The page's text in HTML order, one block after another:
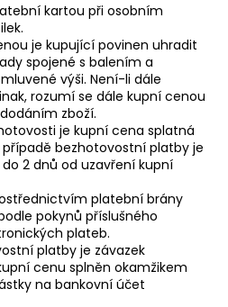
kartou při osobním
je kupující povinen uhradit
spojené s balením a
výši. Není-li dále
rozumí se dále kupní cenou
zboží.
je kupní cena splatná
případě bezhotovostní platby je
2 dnů od uzavření kupní
platební brány
pokynů příslušného
plateb.
platby je závazek
cenu splněn okamžikem
na bankovní účet